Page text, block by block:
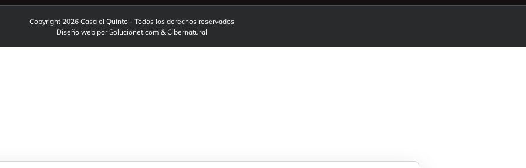
Copyright 2026 Casa el Quinto - Todos los derechos reservados
Diseño web porSolucionet.com & Cibernatural